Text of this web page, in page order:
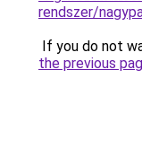
rendszer/
If you do not
the previous